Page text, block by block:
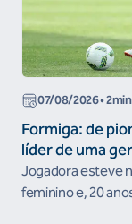
07/08/2026• 2min
Formiga: de
líder de uma
Jogadora esteve
feminino e, 20